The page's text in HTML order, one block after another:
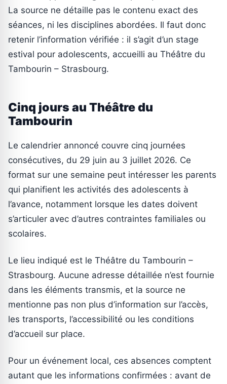
La source ne détaille pas le contenu exact des
séances, ni les disciplines abordées. Il faut donc
retenir l’information vérifiée : il s’agit d’un stage
estival pour adolescents, accueilli au Théâtre du
Tambourin – Strasbourg.
Cinq jours au Théâtre du
Tambourin
Le calendrier annoncé couvre cinq journées
consécutives, du 29 juin au 3 juillet 2026. Ce
format sur une semaine peut intéresser les parents
qui planifient les activités des adolescents à
l’avance, notamment lorsque les dates doivent
s’articuler avec d’autres contraintes familiales ou
scolaires.
Le lieu indiqué est le Théâtre du Tambourin –
Strasbourg. Aucune adresse détaillée n’est fournie
dans les éléments transmis, et la source ne
mentionne pas non plus d’information sur l’accès,
les transports, l’accessibilité ou les conditions
d’accueil sur place.
Pour un événement local, ces absences comptent
autant que les informations confirmées : avant de